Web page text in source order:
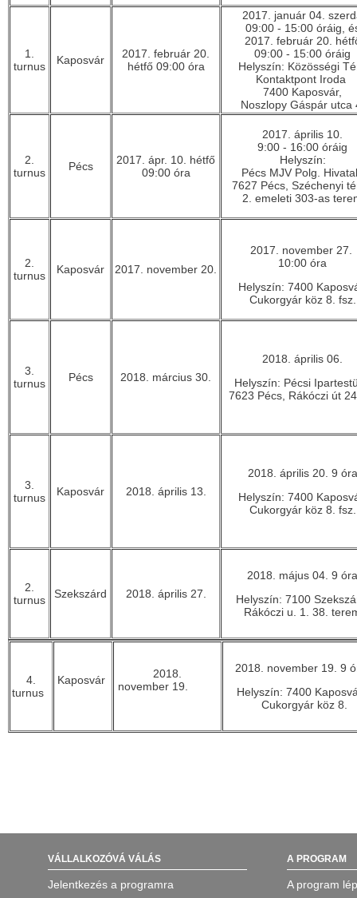
1.
turnus
Kaposvár
2017. február 20.
hétfő 09:00 óra
2017. január 04.
09:00 - 15:00 óráig,
2017. február 20.
09:00 - 15:00 óráig
Helyszín: Közösségi
Kontaktpont Iroda
7400 Kaposvár,
Noszlopy Gáspár utca
2.
turnus
Pécs
2017. ápr. 10. hétfő
09:00 óra
2017. április 10.
9:00 - 16:00 óráig
Helyszín:
Pécs MJV Polg.
7627 Pécs, Széchenyi
2. emeleti 303-as
2.
turnus
Kaposvár 2017. november 20.
2017. november 27.
10:00 óra
Helyszín: 7400
Cukorgyár köz 8. fsz.
3.
turnus
Pécs 2018. március 30.
2018. április 06.
Helyszín: Pécsi
7623 Pécs, Rákóczi út
3.
turnus
Kaposvár 2018. április 13.
2018. április 20. 9 óra
Helyszín: 7400
Cukorgyár köz 8. fsz.
2.
turnus
Szekszárd 2018. április 27.
2018. május 04. 9 óra
Helyszín: 7100
Rákóczi u. 1. 38.
4.
turnus
Kaposvár
2018.
november 19.
2018. november 19. 9
Helyszín: 7400
Cukorgyár köz 8.
VÁLLALKOZÓVÁ VÁLÁS
Jelentkezés a programra
A PROGRAM
A program